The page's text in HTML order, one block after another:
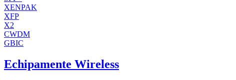
XENPAK
XFP
X2
CWDM
GBIC
Echipamente Wireless